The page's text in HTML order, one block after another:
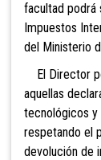
facultad podrá
Impuestos
del Ministerio
El Director
aquellas
tecnológicos y
respetando el
devolución de